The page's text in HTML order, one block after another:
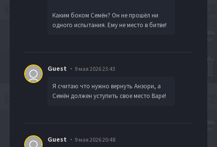
Каким боком Семён? Он не прошёл ни
одного испытания. Ему не место в битве!
Guest 9 мая 2026 23:43
Я считаю что нужно вернуть Анзори, а
Семён должен уступить свое место Варе!
Guest 9 мая 2026 20:48